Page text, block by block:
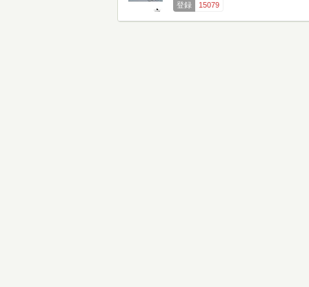
登録
15079